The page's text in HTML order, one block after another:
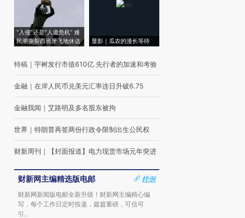
“入侵”还是“人道危机” 难
民潮撕裂西班牙飞地休达
显影｜瓜农的漫长等待
特稿 ｜ 宇树发行市值610亿 先行者的加速和考验
金融 ｜ 在岸人民币兑美元汇率连日升破6.75
金融我闻 ｜ 艾路明及多名股东被拘
世界 ｜ 特朗普再签两份行政令限制出生公民权
财新周刊 ｜ 【封面报道】电力现货市场元年突进
财新网主编精选版电邮
样例
财新网新闻版电邮全新升级！财新网主编精心编
写，每个工作日定时投递，篇篇重磅，可信可
引。